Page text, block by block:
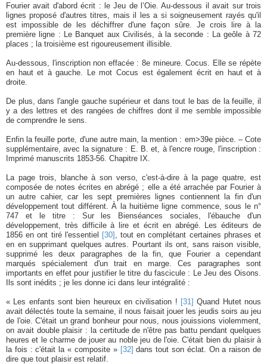
Fourier avait d'abord écrit : le Jeu de l’Oie. Au-dessous il avait sur trois
lignes proposé d'autres titres, mais il les a si soigneusement rayés qu'il
est impossible de les déchiffrer d'une façon sûre. Je crois lire à la
première ligne : Le Banquet aux Civilisés, à la seconde : La geôle à 72
places ; la troisième est rigoureusement illisible.
Au-dessous, l'inscription non effacée : 8e mineure. Cocus. Elle se répète
en haut et à gauche. Le mot Cocus est également écrit en haut et à
droite.
De plus, dans l'angle gauche supérieur et dans tout le bas de la feuille, il
y a des lettres et des rangées de chiffres dont il me semble impossible
de comprendre le sens.
Enfin la feuille porte, d'une autre main, la mention : em>39e pièce. – Cote
supplémentaire, avec la signature : E. B. et, à l'encre rouge, l'inscription :
Imprimé manuscrits 1853-56. Chapitre IX.
La page trois, blanche à son verso, c'est-à-dire à la page quatre, est
composée de notes écrites en abrégé ; elle a été arrachée par Fourier à
un autre cahier, car les sept premières lignes contiennent la fin d'un
développement tout différent. À la huitième ligne commence, sous le n°
747 et le titre : Sur les Bienséances sociales, l'ébauche d'un
développement, très difficile à lire et écrit en abrégé. Les éditeurs de
1856 en ont tiré l'essentiel
[30] , tout en complétant certaines phrases et
en en supprimant quelques autres. Pourtant ils ont, sans raison visible,
supprimé les deux paragraphes de la fin, que Fourier a cependant
marqués spécialement d'un trait en marge. Ces paragraphes sont
importants en effet pour justifier le titre du fascicule : Le Jeu des Oisons.
Ils sont inédits ; je les donne ici dans leur intégralité :
« Les enfants sont bien heureux en civilisation ! [31]
Quand Hutet nous
avait délectés toute la semaine, il nous faisait jouer les jeudis soirs au jeu
de l'oie. C'était un grand bonheur pour nous, nous jouissions violemment,
on avait double plaisir : la certitude de n'être pas battu pendant quelques
heures et le charme de jouer au noble jeu de l'oie. C'était bien du plaisir à
la fois : c'était la « composite »
[32] dans tout son éclat. On a raison de
dire que tout plaisir est relatif.